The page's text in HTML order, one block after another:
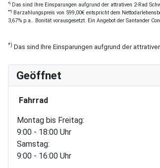
*) Das sind Ihre Einsparungen aufgrund der attrativen 2-Rad
**) Barzahlungspreis von 599,00€ entspricht dem
3,67% p.a.. Bonität vorausgesetzt. Ein Angebot der Santander
*) Das sind Ihre Einsparungen aufgrund der
Geöffnet
Fahrrad
Montag bis Freitag:
9:00 - 18:00 Uhr
Samstag:
9:00 - 16:00 Uhr